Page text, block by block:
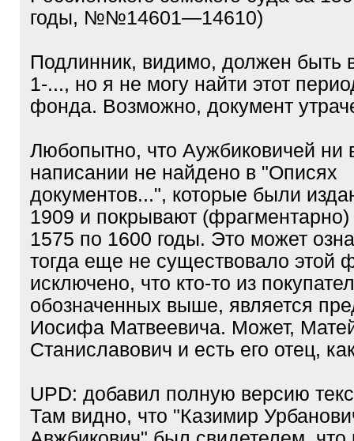
годы, №№14601—14610)
Подлинник, видимо, должен быть
1-..., но я не могу найти этот
фонда. Возможно, документ
Любопытно, что Аужбиковичей ни
написании не найдено в "Описях
документов...", которые были
1909 и покрывают
1575 по 1600 годы. Это может
тогда еще не существовало этой
исключено, что кто-то из
обозначенных выше, является
Иосифа Матвеевича. Может,
Станиславович и есть его отец,
UPD: добавил полную версию
Там видно, что "Казимир